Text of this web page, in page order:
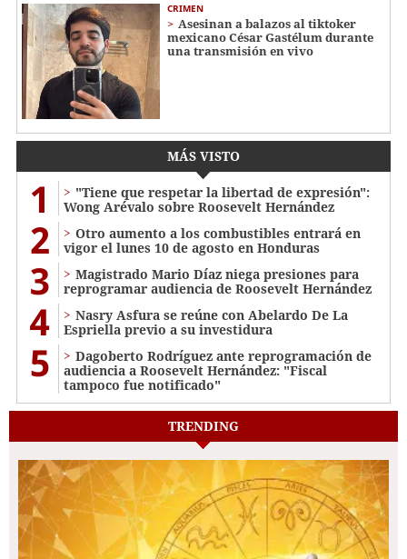
CRIMEN
Asesinan a balazos al tiktoker
mexicano César Gastélum durante
una transmisión en vivo
MÁS VISTO
1
"Tiene que respetar la libertad de expresión":
Wong Arévalo sobre Roosevelt Hernández
2
Otro aumento a los combustibles entrará en
vigor el lunes 10 de agosto en Honduras
3
Magistrado Mario Díaz niega presiones para
reprogramar audiencia de Roosevelt Hernández
4
Nasry Asfura se reúne con Abelardo De La
Espriella previo a su investidura
5
Dagoberto Rodríguez ante reprogramación de
audiencia a Roosevelt Hernández: "Fiscal
tampoco fue notificado"
TRENDING